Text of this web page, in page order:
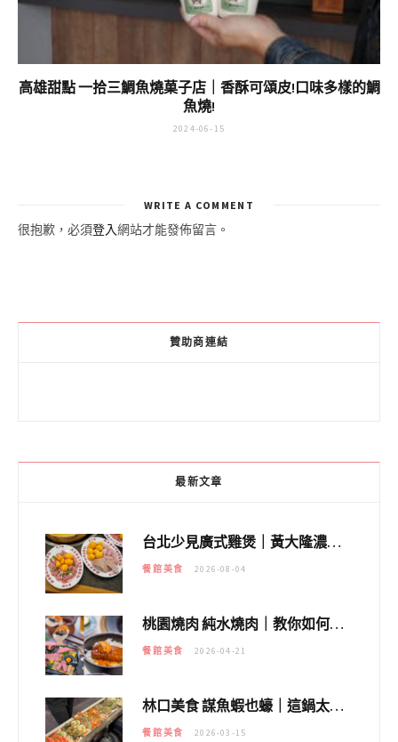
高雄甜點 一拾三鯛魚燒菓子店｜香酥可頌皮!口味多樣的鯛
魚燒!
2024-06-15
WRITE A COMMENT
很抱歉，必須登入網站才能發佈留言。
贊助商連結
最新文章
台北少見廣式雞煲｜黃大隆濃郁煲湯：經典提燈與溫體雞肉，熬夜修仙不如來喝湯！
餐館美食 2026-08-04
桃園燒肉 純水燒肉｜教你如何優惠吃日本A5和牛各種部位，私房菜誠意吃好吃滿
餐館美食 2026-04-21
林口美食 謀魚蝦也蠔｜這鍋太狂！「蟹老闆派對鍋」10多種海鮮浮誇上桌，壽星再送生食摩天輪！
餐館美食 2026-03-15